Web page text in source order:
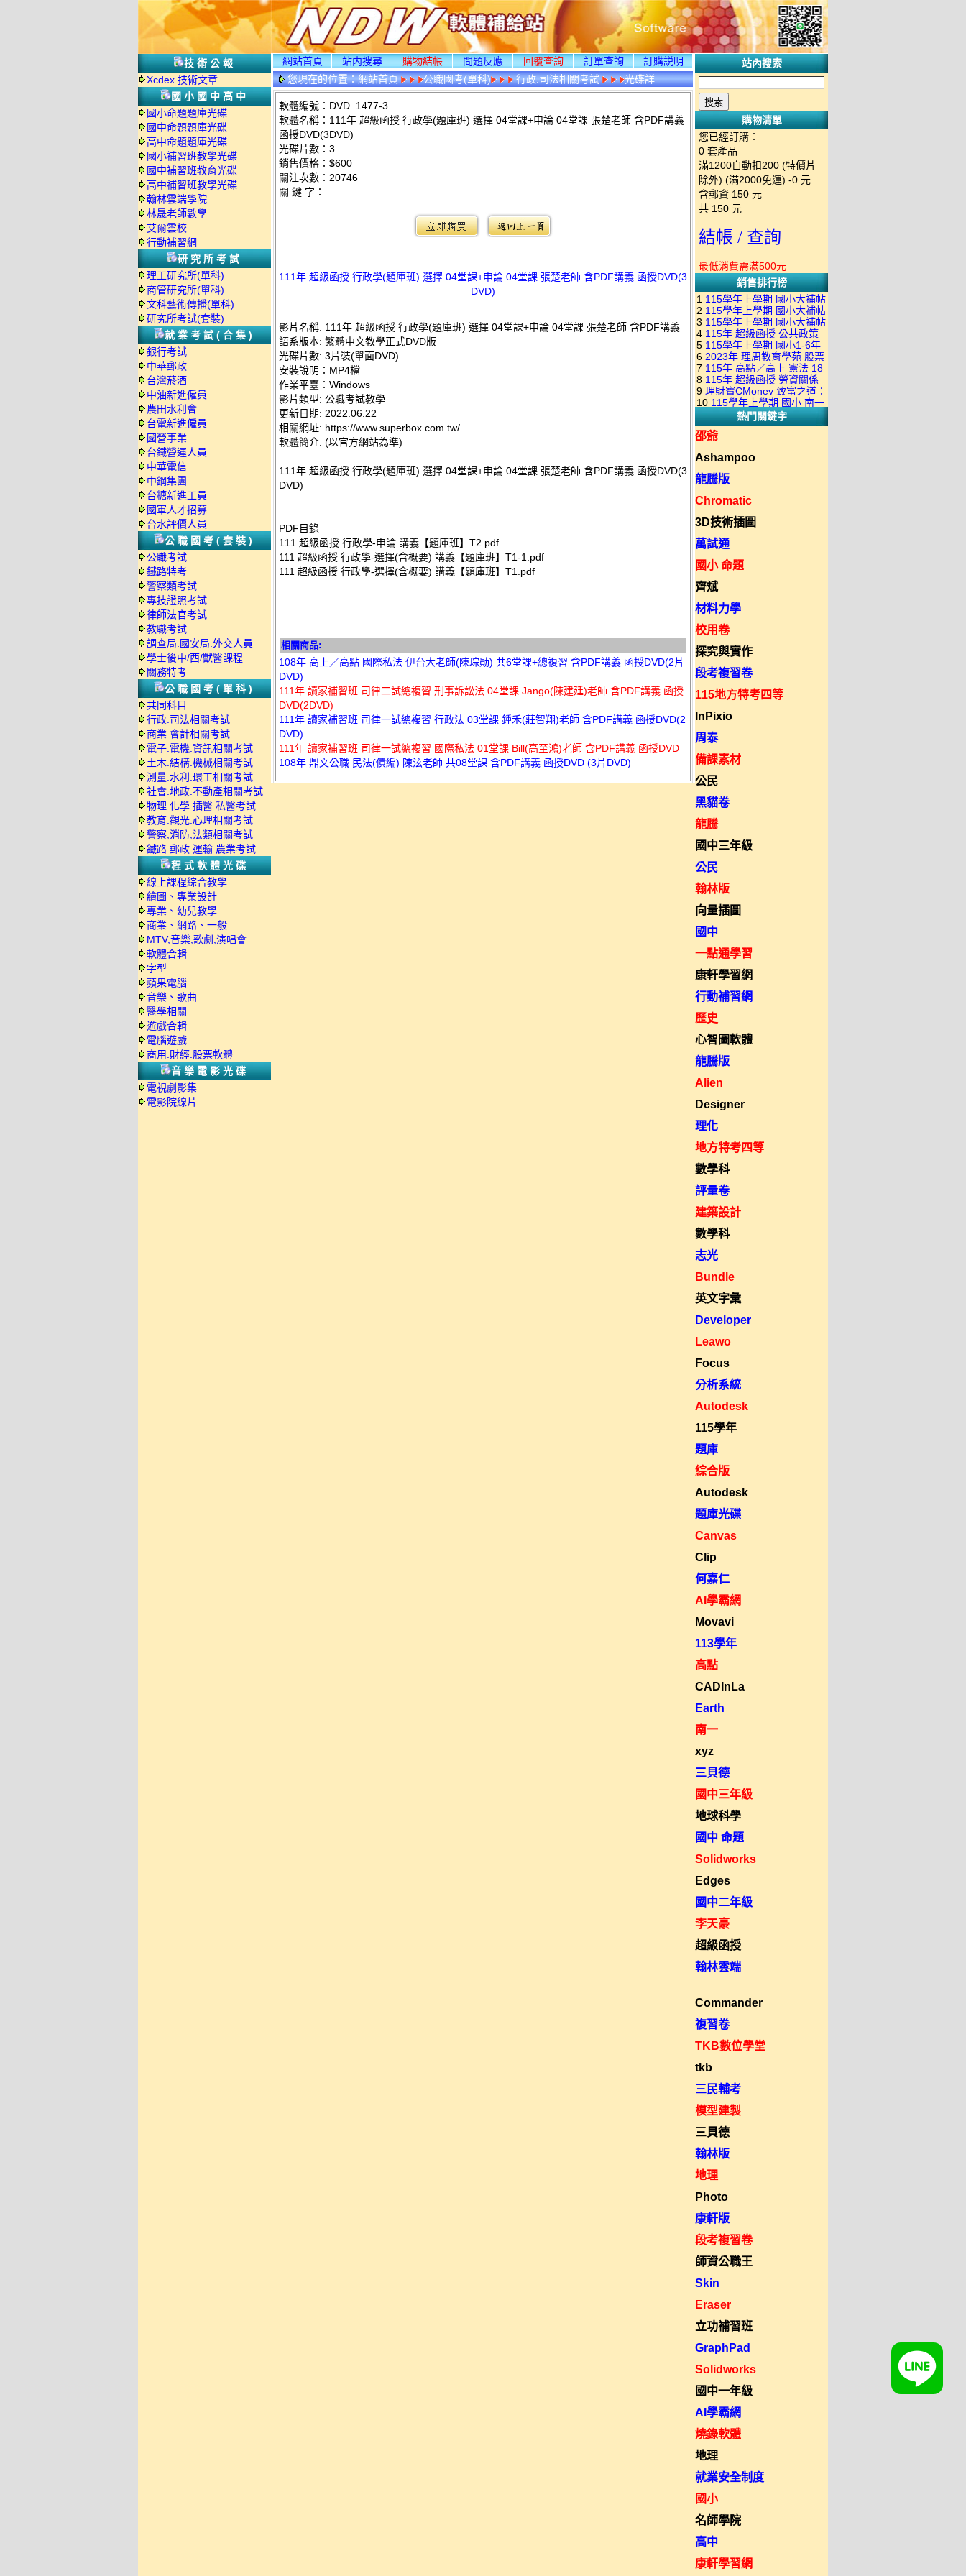
技術公報
Xcdex 技術文章
國小國中高中
國小命題題庫光碟
國中命題題庫光碟
高中命題題庫光碟
國小補習班教學光碟
國中補習班教育光碟
高中補習班教學光碟
翰林雲端學院
林晟老師數學
艾爾雲校
行動補習網
研究所考試
理工研究所(單科)
商管研究所(單科)
文科藝術傳播(單科)
研究所考試(套裝)
就業考試(合集)
銀行考試
中華郵政
台灣菸酒
中油新進僱員
農田水利會
台電新進僱員
國營事業
台鐵營運人員
中華電信
中鋼集團
台糖新進工員
國軍人才招募
台水評價人員
公職國考(套裝)
公職考試
鐵路特考
警察類考試
專技證照考試
律師法官考試
教職考試
調查局.國安局.外交人員
學士後中/西/獸醫課程
關務特考
公職國考(單科)
共同科目
行政.司法相關考試
商業.會計相關考試
電子.電機.資訊相關考試
土木.結構.機械相關考試
測量.水利.環工相關考試
社會.地政.不動產相關考試
物理.化學.插醫.私醫考試
教育.觀光.心理相關考試
警察,消防,法類相關考試
鐵路.郵政.運輸.農業考試
程式軟體光碟
線上課程綜合教學
繪圖、專業設計
專業、幼兒教學
商業、網路、一般
MTV,音樂,歌劇,演唱會
軟體合輯
字型
蘋果電腦
音樂、歌曲
醫學相關
遊戲合輯
電腦遊戲
商用.財經.股票軟體
音樂電影光碟
電視劇影集
電影院線片
網站首頁 站内搜尋 購物結帳 問題反應 回覆查詢 訂單查詢
訂購説明
您現在的位置：網站首頁 公職國考(單科) 行政.司法相關考試
光碟詳
情
軟體編號：DVD_1477-3
軟體名稱：111年 超級函授 行政學(題庫班) 選擇 04堂課+申論 04堂課 張楚老師 含PDF講義
函授DVD(3DVD)
光碟片數：3
銷售價格：$600
關注次數： 20746
關 鍵 字：
111年 超級函授 行政學(題庫班) 選擇 04堂課+申論 04堂課 張楚老師 含PDF講義 函授DVD(3
DVD)
影片名稱: 111年 超級函授 行政學(題庫班) 選擇 04堂課+申論 04堂課 張楚老師 含PDF講義
語系版本: 繁體中文教學正式DVD版
光碟片數: 3片裝(單面DVD)
安裝說明：MP4檔
作業平臺：Windows
影片類型: 公職考試教學
更新日期: 2022.06.22
相關網址: https://www.superbox.com.tw/
軟體簡介: (以官方網站為準)
111年 超級函授 行政學(題庫班) 選擇 04堂課+申論 04堂課 張楚老師 含PDF講義 函授DVD(3
DVD)
PDF目錄
111 超級函授 行政學-申論 講義【題庫班】T2.pdf
111 超級函授 行政學-選擇(含概要) 講義【題庫班】T1-1.pdf
111 超級函授 行政學-選擇(含概要) 講義【題庫班】T1.pdf
相關商品:
108年 高上／高點 國際私法 伊台大老師(陳琮勛) 共6堂課+總複習 含PDF講義 函授DVD(2片
DVD)
111年 讀家補習班 司律二試總複習 刑事訴訟法 04堂課 Jango(陳建廷)老師 含PDF講義 函授
DVD(2DVD)
111年 讀家補習班 司律一試總複習 行政法 03堂課 鍾禾(莊智翔)老師 含PDF講義 函授DVD(2
DVD)
111年 讀家補習班 司律一試總複習 國際私法 01堂課 Bill(高至鴻)老師 含PDF講義 函授DVD
108年 鼎文公職 民法(債編) 陳泫老師 共08堂課 含PDF講義 函授DVD (3片DVD)
站內搜索
購物清單
您已經訂購：
0 套產品
滿1200自動扣200 (特價片
除外) (滿2000免運) -0 元
含郵資 150 元
共 150 元
結帳 / 查詢
最低消費需滿500元
銷售排行榜
1 115學年上學期 國小大補帖
南一版 國語+數學+社會+生活
+自然 1-6年級 教學光碟DVD
版(3DVD)
2 115學年上學期 國小大補帖
康軒版 國語+數學+社會+生活
+自然 1-6年級 教學光碟DVD
版(3DVD)
3 115學年上學期 國小大補帖
翰林版 國語+數學+社會+生活
+自然 1-6年級 教學光碟DVD
版(3DVD)
4 115年 超級函授 公共政策
22堂課+總複習 張楚老師 含
PDF講義 函授DVD(9DVD)
5 115學年上學期 國小1-6年
級 習作解答(含康軒.南一.翰林
全版本.全科目)合輯版 DVD版
6 2023年 理周教育學苑 股票
當沖煉金術 主講：朱家泓 國
語發音 DVD版
7 115年 高點／高上 憲法 18
堂課 宗台大老師 含PDF講義
函授DVD(8DVD)【適用於律
師司法考試】
8 115年 超級函授 勞資關係
概要 11堂課+總複習 陸川老
師 含PDF講義 函授
DVD(5DVD)
9 理財寶CMoney 致富之道：
上班族飆股攻略班 主講：朱
家泓+林穎 國語發音 DVD版
10 115學年上學期 國小 南一
版 教師手冊(全年級、全領域)
教學光碟DVD版
熱門關鍵字
邵爺
Ashampoo
龍騰版
Chromatic
3D技術插圖
萬試通
國小 命題
齊斌
材料力學
校用卷
探究與實作
段考複習卷
115地方特考四等
InPixio
周泰
備課素材
公民
黑貓卷
龍騰
國中三年級
公民
翰林版
向量插圖
國中
一點通學習
康軒學習網
行動補習網
歷史
心智圖軟體
龍騰版
Alien
Designer
理化
地方特考四等
數學科
評量卷
建築設計
數學科
志光
Bundle
英文字彙
Developer
Leawo
Focus
分析系統
Autodesk
115學年
題庫
綜合版
Autodesk
題庫光碟
Canvas
Clip
何嘉仁
AI學霸網
Movavi
113學年
高點
CADInLa
Earth
南一
xyz
三貝德
國中三年級
地球科學
國中 命題
Solidworks
Edges
國中二年級
李天豪
超級函授
翰林雲端
Commander
複習卷
TKB數位學堂
tkb
三民輔考
模型建製
三貝德
翰林版
地理
Photo
康軒版
段考複習卷
師資公職王
Skin
Eraser
立功補習班
GraphPad
Solidworks
國中一年級
AI學霸網
燒錄軟體
地理
就業安全制度
國小
名師學院
高中
康軒學習網